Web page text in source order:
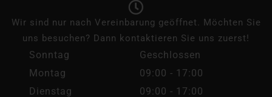
Wir sind nur nach Vereinbarung geöffnet. Möchten Sie
uns besuchen? Dann kontaktieren Sie uns zuerst!
Sonntag
Geschlossen
Montag
09:00 - 17:00
Dienstag
09:00 - 17:00